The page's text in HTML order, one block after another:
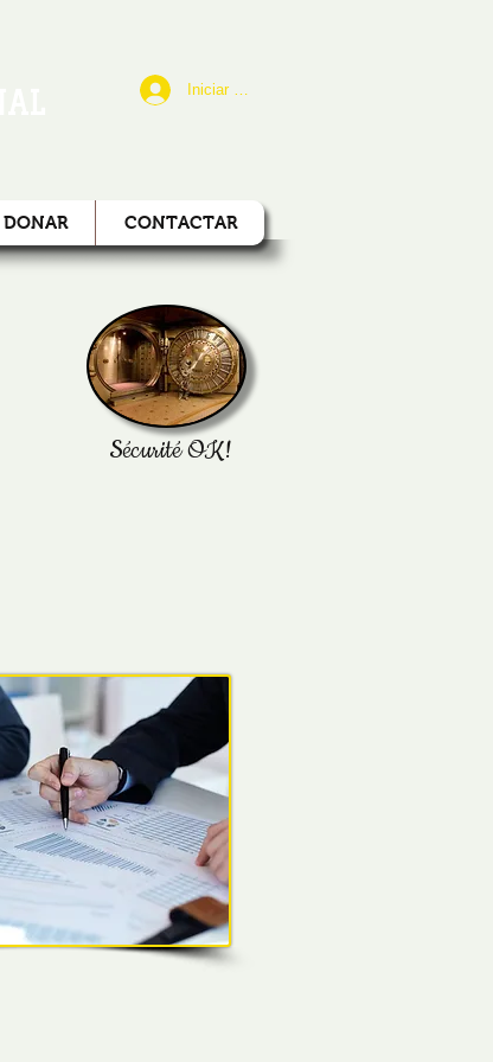
Iniciar sesión
Sécurité OK!
DONAR CONTACTAR